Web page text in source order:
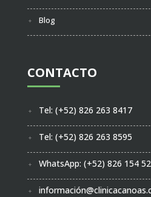
Blog
CONTACTO
Tel: (+52) 826 263 8417
Tel: (+52) 826 263 8595
WhatsApp: (+52) 826 154